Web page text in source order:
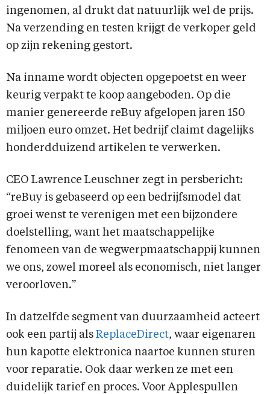
ingenomen, al drukt dat natuurlijk wel de prijs.
Na verzending en testen krijgt de verkoper geld
op zijn rekening gestort.
Na inname wordt objecten opgepoetst en weer
keurig verpakt te koop aangeboden. Op die
manier genereerde reBuy afgelopen jaren 150
miljoen euro omzet. Het bedrijf claimt dagelijks
honderdduizend artikelen te verwerken.
CEO Lawrence Leuschner zegt in persbericht:
“reBuy is gebaseerd op een bedrijfsmodel dat
groei wenst te verenigen met een bijzondere
doelstelling, want het maatschappelijke
fenomeen van de wegwerpmaatschappij kunnen
we ons, zowel moreel als economisch, niet langer
veroorloven.”
In datzelfde segment van duurzaamheid acteert
ook een partij als ReplaceDirect, waar eigenaren
hun kapotte elektronica naartoe kunnen sturen
voor reparatie. Ook daar werken ze met een
duidelijk tarief en proces. Voor Applespullen